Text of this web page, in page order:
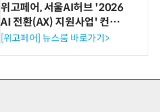
위고페어, 서울AI허브 '2026
AI 전환(AX) 지원사업' 컨소
시엄 선정
[위고페어] 뉴스룸 바로가기>